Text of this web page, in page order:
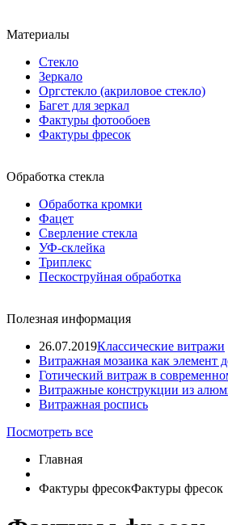
Материалы
Стекло
Зеркало
Оргстекло (акриловое стекло)
Багет для зеркал
Фактуры фотообоев
Фактуры фресок
Обработка стекла
Обработка кромки
Фацет
Сверление стекла
УФ-склейка
Триплекс
Пескоструйная обработка
Полезная информация
26.07.2019Классические витражи
Витражная мозаика как элемент
Готический витраж в
Витражные конструкции из
Витражная роспись
Посмотреть все
Главная
Фактуры фресокФактуры фресок